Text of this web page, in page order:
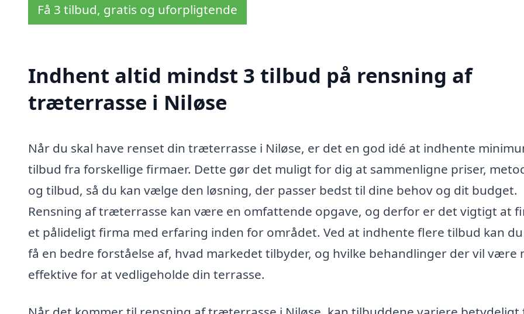
Få 3 tilbud, gratis og uforpligtende
Indhent altid mindst 3 tilbud på rensning af
træterrasse i Niløse
Når du skal have renset din træterrasse i Niløse, er det en god idé at indhente
tilbud fra forskellige firmaer. Dette gør det muligt for dig at sammenligne priser,
og tilbud, så du kan vælge den løsning, der passer bedst til dine behov og dit budget.
Rensning af træterrasse kan være en omfattende opgave, og derfor er det vigtigt at
et pålideligt firma med erfaring inden for området. Ved at indhente flere tilbud kan
få en bedre forståelse af, hvad markedet tilbyder, og hvilke behandlinger der vil være
effektive for at vedligeholde din terrasse.